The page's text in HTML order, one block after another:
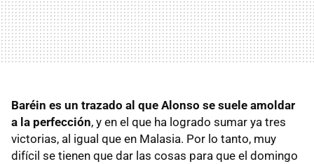
Baréin es un trazado al que Alonso se suele amoldar
a la perfección, y en el que ha logrado sumar ya tres
victorias, al igual que en Malasia. Por lo tanto, muy
difícil se tienen que dar las cosas para que el domingo